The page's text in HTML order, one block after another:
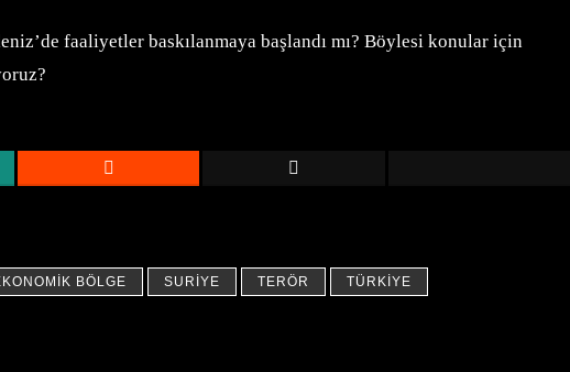
faaliyetler baskılanmaya başlandı mı? Böylesi konular için
BÖLGE SURIYE TERÖR TÜRKIYE